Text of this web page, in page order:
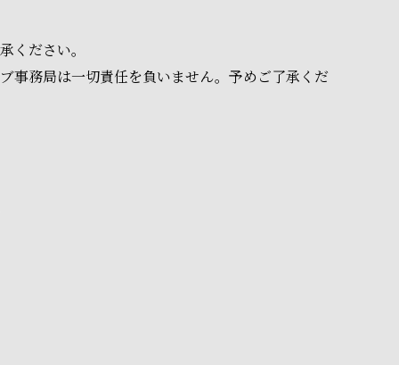
ください。
事務局は一切責任を負いません。予めご了承くだ